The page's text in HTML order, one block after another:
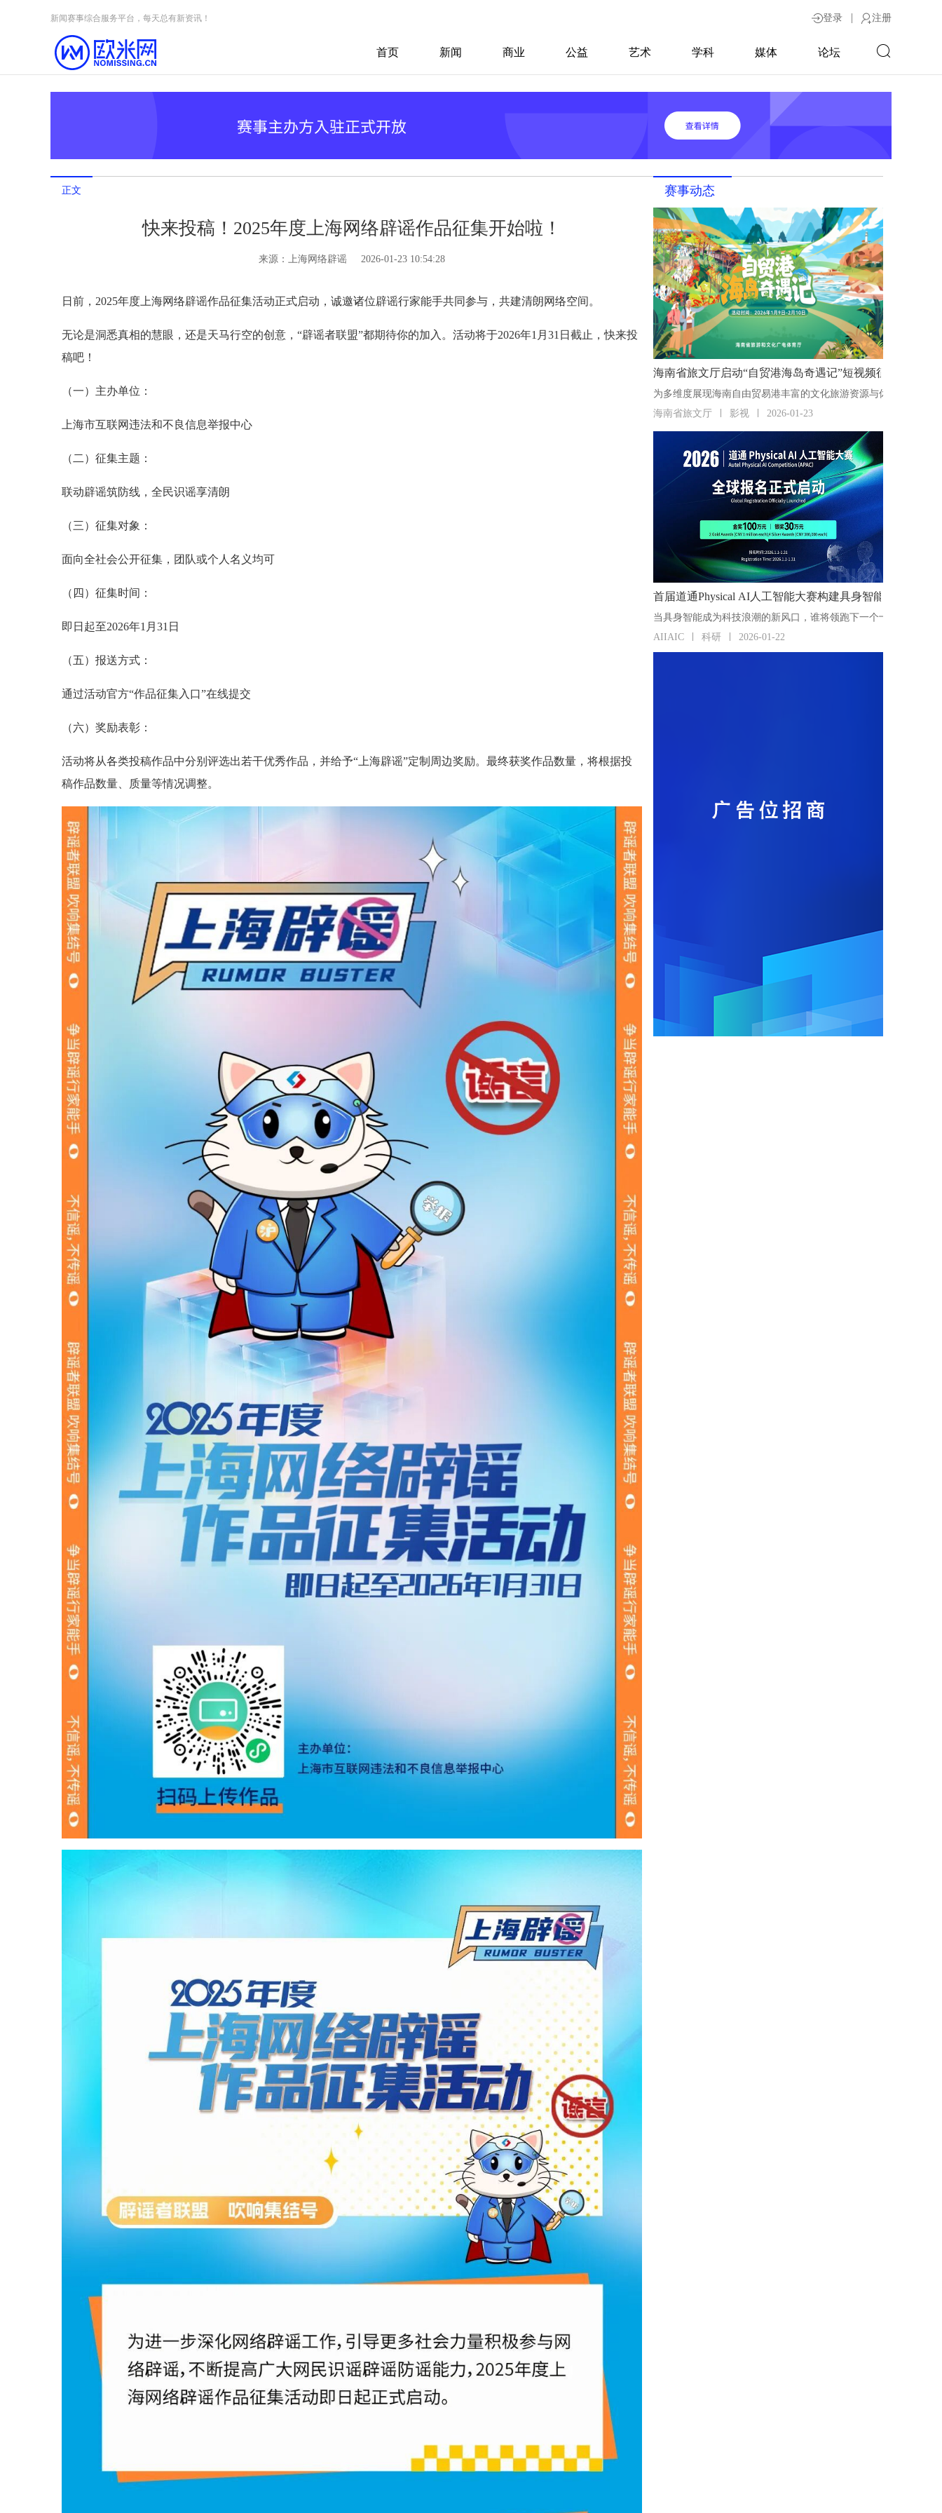
新闻赛事综合服务平台，每天总有新资讯！ 登录 | 注册
首页 新闻 商业 公益 艺术 学科 媒体 论坛
正文
快来投稿！2025年度上海网络辟谣作品征集开始啦！
来源： 上海网络辟谣 2026-01-23 10:54:28
日前，2025年度上海网络辟谣作品征集活动正式启动，诚邀诸位辟谣行家能手共同参与，共建清朗网络空间。
无论是洞悉真相的慧眼，还是天马行空的创意，“辟谣者联盟”都期待你的加入。活动将于2026年1月31日截止，快来投
稿吧！
（一）主办单位：
上海市互联网违法和不良信息举报中心
（二）征集主题：
联动辟谣筑防线，全民识谣享清朗
（三）征集对象：
面向全社会公开征集，团队或个人名义均可
（四）征集时间：
即日起至2026年1月31日
（五）报送方式：
通过活动官方“作品征集入口”在线提交
（六）奖励表彰：
活动将从各类投稿作品中分别评选出若干优秀作品，并给予“上海辟谣”定制周边奖励。最终获奖作品数量，将根据投
稿作品数量、质量等情况调整。
赛事动态
海南省旅文厅启动“自贸港海岛奇遇记”短视频征集活动
海南省旅文厅 影视 2026-01-23
首届道通Physical AI人工智能大赛构建具身智能“人才朋友
AIIAIC 科研 2026-01-22